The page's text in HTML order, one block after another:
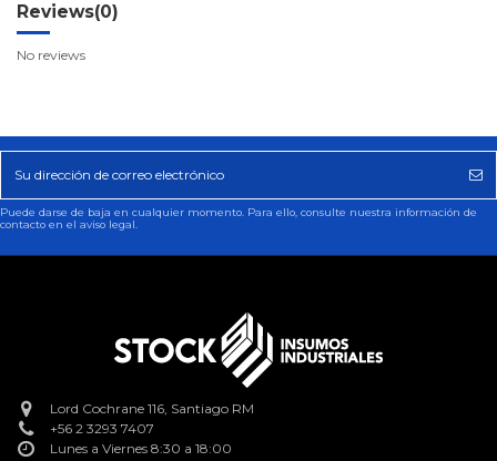
Reviews(0)
No reviews
Puede darse de baja en cualquier momento. Para ello, consulte nuestra información de
contacto en el aviso legal.
Lord Cochrane 116, Santiago RM
+56 2 3293 7407
Lunes a Viernes 8:30 a 18:00